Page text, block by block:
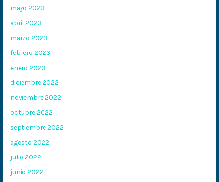
mayo 2023
abril 2023
marzo 2023
febrero 2023
enero 2023
diciembre 2022
noviembre 2022
octubre 2022
septiembre 2022
agosto 2022
julio 2022
junio 2022